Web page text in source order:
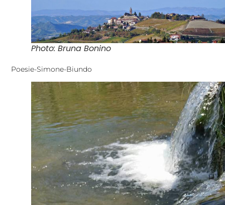
Photo: Bruna Bonino
Poesie-Simone-Biundo